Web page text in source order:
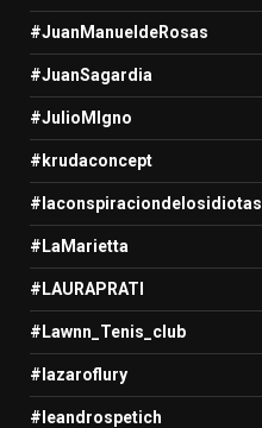
#JuanManueldeRosas
#JuanSagardia
#JulioMIgno
#krudaconcept
#laconspiraciondelosidiotas
#LaMarietta
#LAURAPRATI
#Lawnn_Tenis_club
#lazaroflury
#leandrospetich